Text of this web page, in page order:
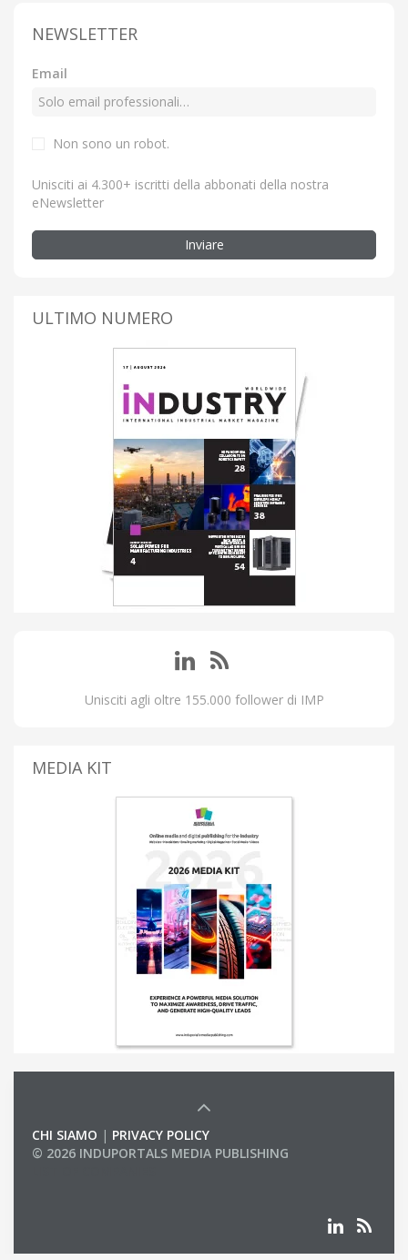
NEWSLETTER
Email
Non sono un robot.
Unisciti ai 4.300+ iscritti della abbonati della nostra
eNewsletter
Inviare
ULTIMO NUMERO
Unisciti agli oltre 155.000 follower di IMP
MEDIA KIT
CHI SIAMO | PRIVACY POLICY
© 2026 INDUPORTALS MEDIA PUBLISHING